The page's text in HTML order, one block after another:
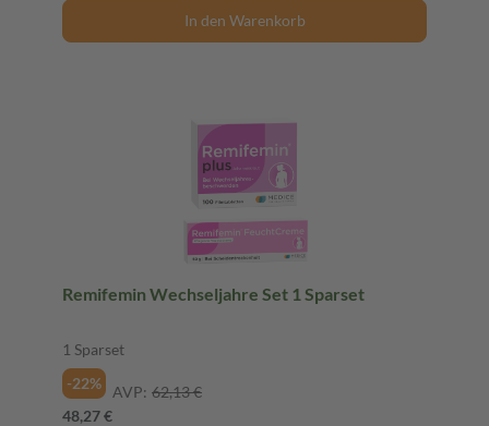
In den Warenkorb
Remifemin Wechseljahre Set 1 Sparset
1 Sparset
-22%
AVP: 62,13 €
48,27 €